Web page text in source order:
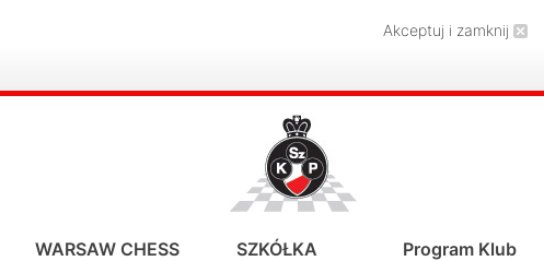
Akceptuj i zamknij
WARSAW CHESS
SZKÓŁKA
Program Klub